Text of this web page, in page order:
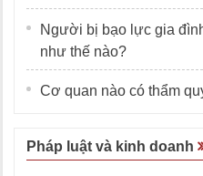
Người bị bạo lực gia
như thế nào?
Cơ quan nào có thẩm
Pháp luật và kinh doanh